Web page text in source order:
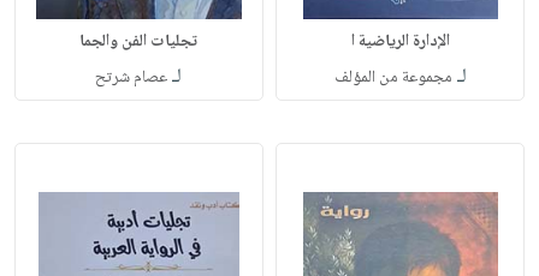
الإدارة الرياضية ا
لـ مجموعة من المؤلف
تجليات الفن والجما
لـعصام شرتح